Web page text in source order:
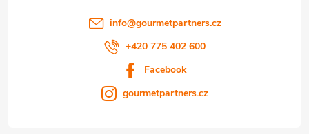
info@gourmetpartners.cz
+420 775 402 600
Facebook
gourmetpartners.cz